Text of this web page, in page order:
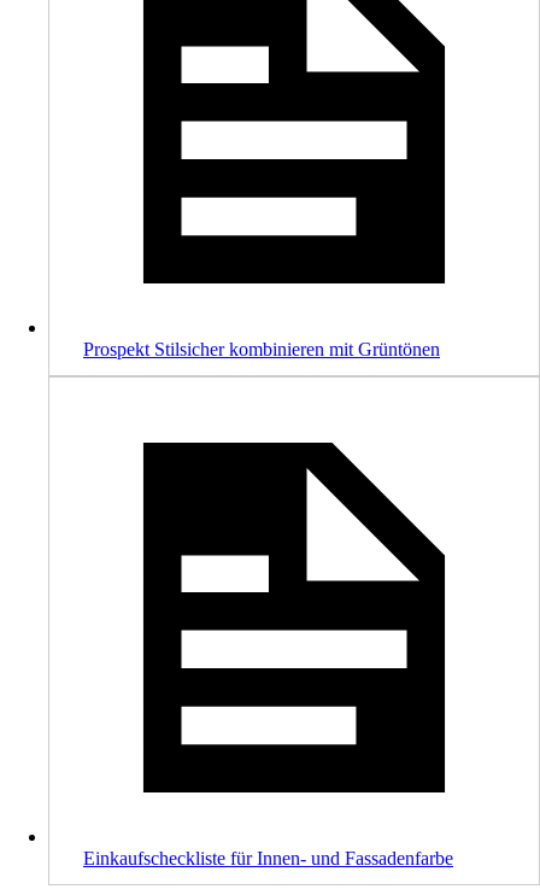
Prospekt Stilsicher kombinieren mit Grüntönen
Einkaufscheckliste für Innen- und Fassadenfarbe